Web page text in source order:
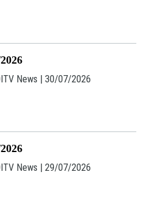
News | 30/07/2026
News | 29/07/2026